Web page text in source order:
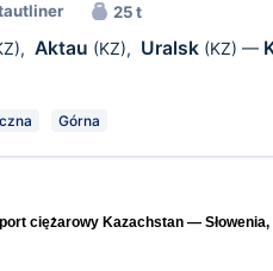
25 t
, Aktau (KZ), Uralsk (KZ) —
Górna
ciężarowy Kazachstan —